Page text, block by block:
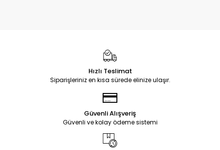
Hızlı Teslimat
Siparişleriniz en kısa sürede elinize ulaşır.
Güvenli Alışveriş
Güvenli ve kolay ödeme sistemi